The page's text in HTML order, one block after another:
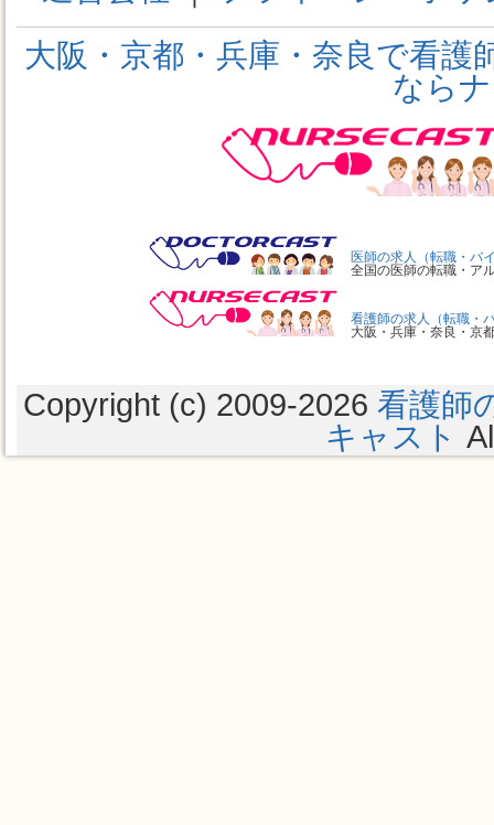
大阪・京都・兵庫・奈良で看
なら
医師の求人（転職・バ
全国の医師の転職・ア
看護師の求人（転職・
大阪・兵庫・奈良・京
Copyright (c) 2009-2026 看護師
キャスト